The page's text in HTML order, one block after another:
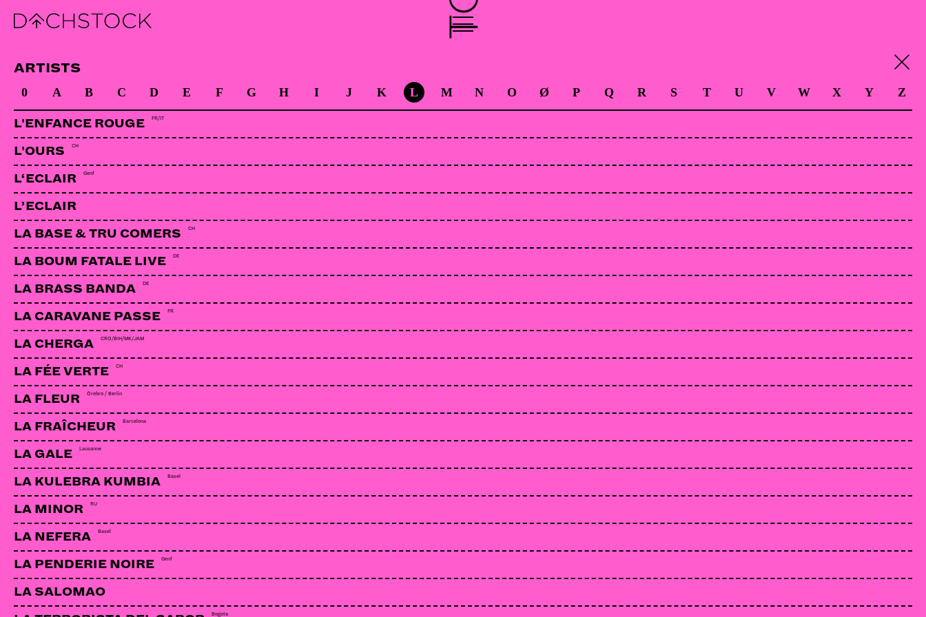
SIC
SIC is a modern hardcore/thrash metal band from Tórshavn, the capital of the Faroe Islands.
ARTISTS
0
A B C D E F G H I J K L M N O Ø P Q R S T U V W X Y Z
L'ENFANCE ROUGE FR/IT
L'OURS CH
L‘ECLAIR Genf
L’ECLAIR
LA BASE & TRU COMERS CH
LA BOUM FATALE LIVE DE
LA BRASS BANDA DE
LA CARAVANE PASSE FR
LA CHERGA CRO/BIH/MK/JAM
LA FÉE VERTE CH
LA FLEUR Örebro / Berlin
LA FRAÎCHEUR Barcelona
LA GALE Lausanne
LA KULEBRA KUMBIA Basel
LA MINOR RU
LA NEFERA Basel
LA PENDERIE NOIRE Genf
LA SALOMAO
Bogota